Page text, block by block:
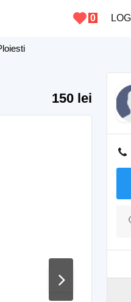
0
150 lei